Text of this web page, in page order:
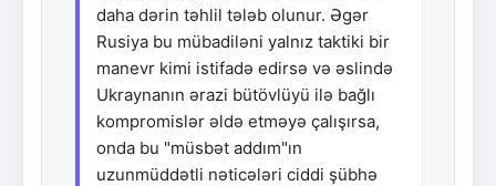
daha dərin təhlil tələb olunur. Əgər
Rusiya bu mübadiləni yalnız taktiki bir
manevr kimi istifadə edirsə və əslində
Ukraynanın ərazi bütövlüyü ilə bağlı
kompromislər əldə etməyə çalışırsa,
onda bu "müsbət addım"ın
uzunmüddətli nəticələri ciddi şübhə